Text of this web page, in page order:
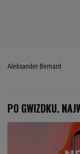
Aleksander Bernard